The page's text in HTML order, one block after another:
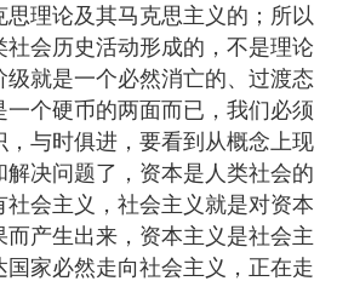
理论及其马克思主义的；所以
会历史活动形成的，不是理论
就是一个必然消亡的、过渡态
一个硬币的两面而已，我们必须
与时俱进，要看到从概念上现
决问题了，资本是人类社会的
会主义，社会主义就是对资本
而产生出来，资本主义是社会主
国家必然走向社会主义，正在走